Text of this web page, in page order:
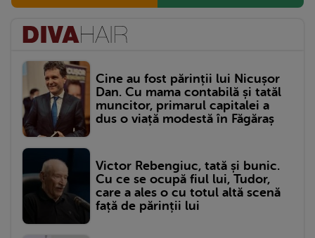
Cine au fost părinții lui Nicușor
Dan. Cu mama contabilă și tatăl
muncitor, primarul capitalei a
dus o viață modestă în Făgăraș
Victor Rebengiuc, tată și bunic.
Cu ce se ocupă fiul lui, Tudor,
care a ales o cu totul altă scenă
față de părinții lui